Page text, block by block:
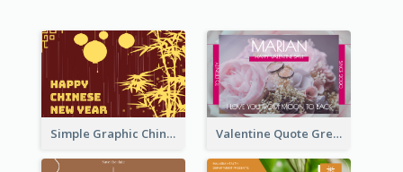
Simple Graphic Chinese New Year In Red And Yellow Valentine Quote Greeting Card